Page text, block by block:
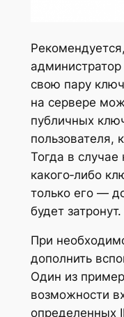
свою пару
на сервере
публичных
пользователя,
Тогда в
какого‑либо
только его —
будет затронут.
При
дополнить
Один из
возможности
определенных